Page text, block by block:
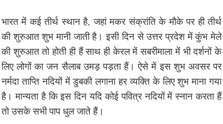
भारत में कई तीर्थ स्थान है, जहां मकर संक्रांति के मौके पर ही तीर्थ
की शुरुआत शुभ मानी जाती है। इसी दिन से उत्तर प्रदेश में कुंभ मेले
की शुरुआत तो होती ही हैं साथ ही केरल में सबरीमाला में भी दर्शनों के
लिए लोगों का जन सैलाब उमड़ पड़ता हैं। ऐसे में इस शुभ अवसर पर
नर्मदा ताप्ति नदियों में डुबकी लगाना हर व्यक्ति के लिए शुभ माना गया
है। मान्यता है कि इस दिन यदि कोई पवित्र नदियों में स्नान करता हैं
तो उसके सभी पाप धुल जाते हैं।